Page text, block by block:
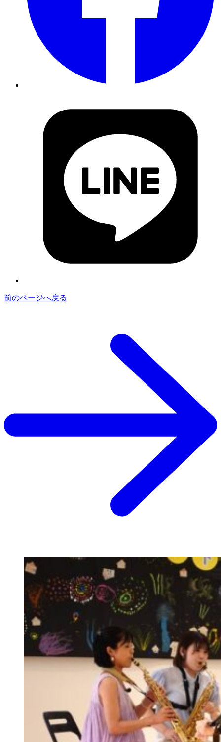
前のページへ戻る